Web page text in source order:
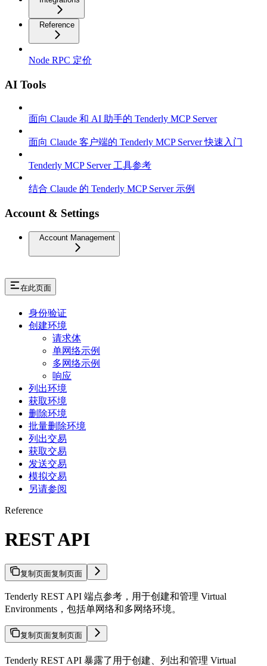
Reference
Node RPC 定价
AI Tools
面向 Claude 和 AI 助手的 Tenderly MCP Server
面向 Claude 客户端的 Tenderly MCP Server 快速入门
Tenderly MCP Server 工具参考
结合 Claude 的 Tenderly MCP Server 示例
Account & Settings
Account Management
在此页面
身份验证
创建环境
请求体
单网络示例
多网络示例
响应
列出环境
获取环境
删除环境
批量删除环境
列出交易
获取交易
发送交易
模拟交易
另请参阅
Reference
REST API
复制页面复制页面
Tenderly REST API 端点参考，用于创建和管理 Virtual
Environments，包括单网络和多网络环境。
复制页面复制页面
Tenderly REST API 暴露了用于创建、列出和管理 Virtual